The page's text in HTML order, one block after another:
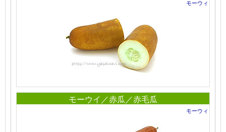
モーウィ
モーウイ／赤瓜／赤毛瓜
モーウィ